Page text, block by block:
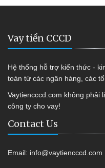
Vay tiền CCCD
Hệ thống hỗ trợ kiến thức -
toàn từ các ngân hàng, các
Vaytiencccd.com không phải
công ty cho vay!
Contact Us
Email: info@vaytiencccd.com